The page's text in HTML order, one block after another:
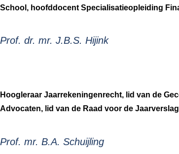
School, hoofddocent Specialisatieopleiding
Prof. dr. mr. J.B.S. Hijink
Hoogleraar Jaarrekeningenrecht, lid van de
Advocaten, lid van de Raad voor de
Prof. mr. B.A. Schuijling